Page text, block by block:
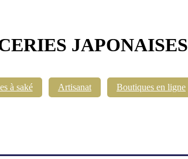
JAPONAISES
à saké Artisanat Boutiques en ligne